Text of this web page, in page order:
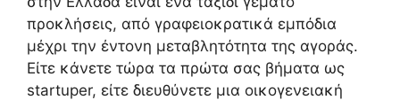
προκλήσεις, από γραφειοκρατικά εμπόδια
μέχρι την έντονη μεταβλητότητα της αγοράς.
Είτε κάνετε τώρα τα πρώτα σας βήματα ως
startuper, είτε διευθύνετε μια οικογενειακή